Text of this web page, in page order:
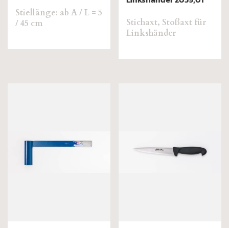
Stiellänge: ab A / L = 5
/ 45 cm
Stichaxt, Stoßaxt für
Linkshänder